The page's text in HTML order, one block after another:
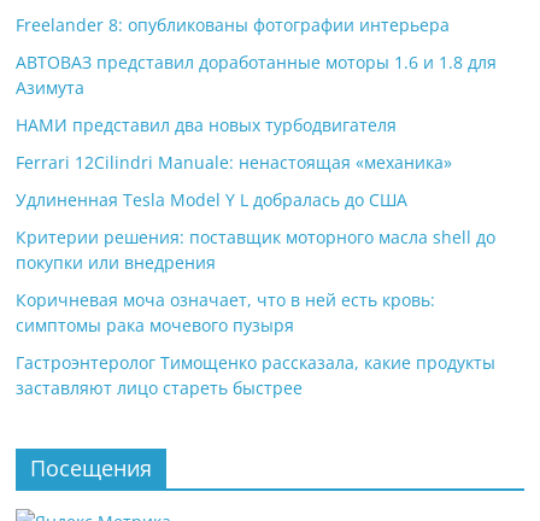
Freelander 8: опубликованы фотографии интерьера
АВТОВАЗ представил доработанные моторы 1.6 и 1.8 для
Азимута
НАМИ представил два новых турбодвигателя
Ferrari 12Cilindri Manuale: ненастоящая «механика»
Удлиненная Tesla Model Y L добралась до США
Критерии решения: поставщик моторного масла shell до
покупки или внедрения
Коричневая моча означает, что в ней есть кровь:
симптомы рака мочевого пузыря
Гастроэнтеролог Тимощенко рассказала, какие продукты
заставляют лицо стареть быстрее
Посещения